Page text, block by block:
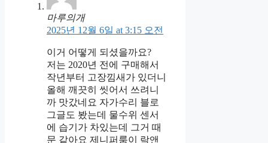
마루의개
2025년 12월 6일 at 3:15 오전
이거 어떻게 되셨을까요?
저는 2020년 전에 구매해서
작년부터 고장낌새가 있더니
올해 깨끗히 씻어서 쓰려니
까 맛갔네요 자가수리 블로
그글도 봤는데 물수위 센서
에 습기가 차있는데 그거 때
문 같아요 제니퍼룸이 락앤